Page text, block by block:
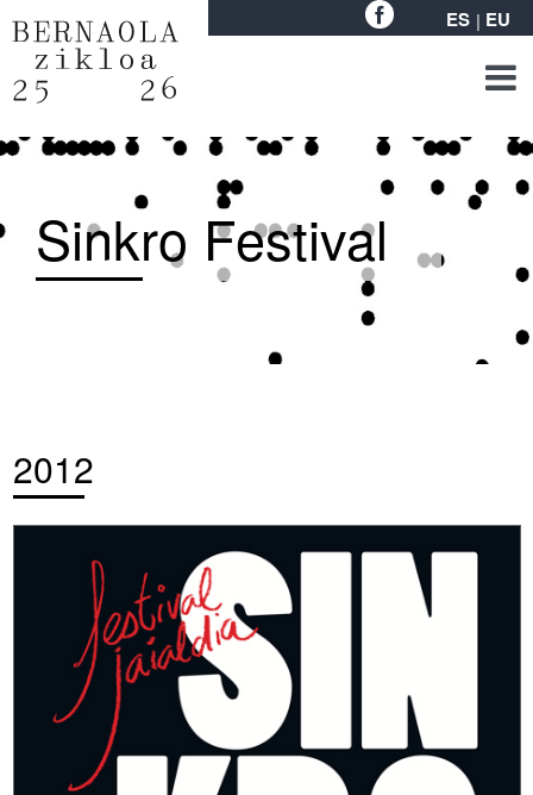
ES EU
Sinkro Festival
2012